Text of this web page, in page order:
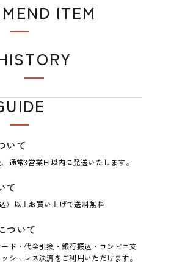
ITEM
いて
通常3営業日以内に発送いたします。
て
）以上お買い上げで送料無料
ついて
ド・代金引換・銀行振込・コンビニ支
シュレス決済をご利用いただけます。